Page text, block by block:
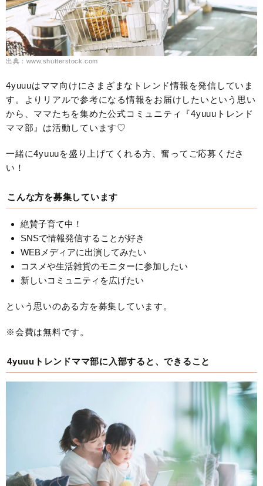
出典：www.shutterstock.com
4yuuuはママ向けにさまざまなトレンド情報を発信していま
す。よりリアルで参考になる情報をお届けしたいという思い
から、ママたちを集めた公式コミュニティ『4yuuuトレンド
ママ部』は活動しています♡
一緒に4yuuuを盛り上げてくれる方、奮ってご応募くださ
い！
こんな方を募集しています
絶賛子育て中！
SNSで情報発信することが好き
WEBメディアに出演してみたい
コスメや生活雑貨のモニターに参加したい
新しいコミュニティを広げたい
という思いのある方を募集しています。
※会費は無料です。
4yuuuトレンドママ部に入部すると、できること